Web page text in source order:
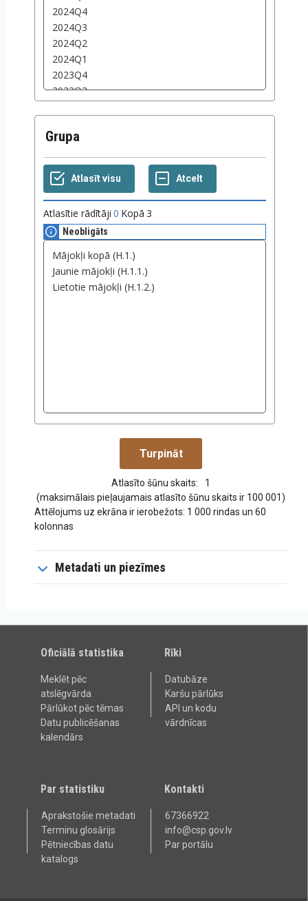
Grupa
Atlasītie rādītāji 0 Kopā 3
Neobligāts
Atlasīto šūnu skaits:
1
(maksimālais pieļaujamais atlasīto šūnu skaits ir 100 001)
Attēlojums uz ekrāna ir ierobežots: 1 000 rindas un 60
kolonnas
Metadati un piezīmes
Oficiālā statistika
Meklēt pēc
atslēgvārda
Pārlūkot pēc tēmas
Datu publicēšanas
kalendārs
Rīki
Datubāze
Karšu pārlūks
API un kodu
vārdnīcas
Par statistiku
Aprakstošie metadati
Terminu glosārijs
Pētniecības datu
katalogs
Kontakti
67366922
info@csp.gov.lv
Par portālu